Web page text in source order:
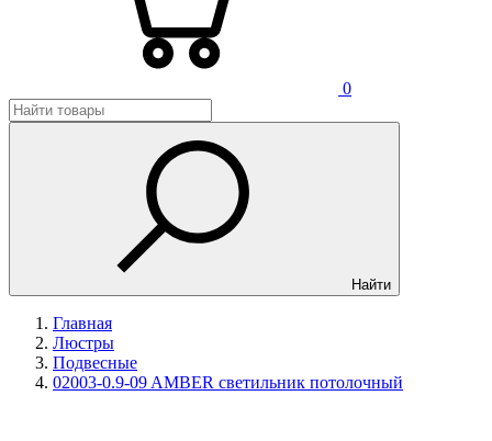
0
Найти
Главная
Люстры
Подвесные
02003-0.9-09 AMBER светильник потолочный